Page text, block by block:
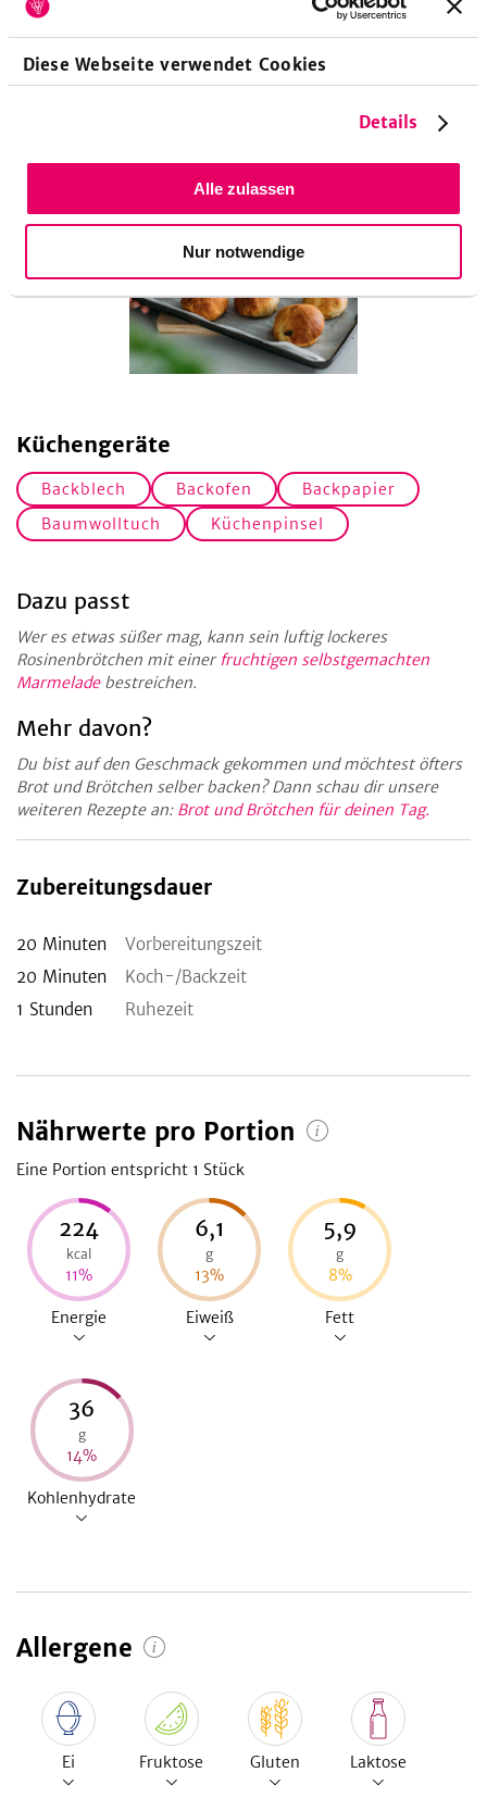
Diese Webseite verwendet Cookies
Details
Alle zulassen
Nur notwendige
Küchengeräte
Backblech Backofen
Backpapier
Baumwolltuch
Küchenpinsel
Dazu passt
Wer es etwas süßer mag, kann sein luftig lockeres
Rosinenbrötchen mit einer fruchtigen selbstgemachten
Marmeladebestreichen.
Mehr davon?
Du bist auf den Geschmack gekommen und möchtest öfters
Brot und Brötchen selber backen? Dann schau dir unsere
weiteren Rezepte an: Brot und Brötchen für deinen Tag.
Zubereitungsdauer
20 Minuten
Vorbereitungszeit
20 Minuten
Koch-/Backzeit
1 Stunden Ruhezeit
Nährwerte pro Portion
Eine Portion entspricht 1 Stück
224
kcal
11%
Energie
6,1
g
13%
Eiweiß
5,9
g
8%
Fett
36
g
14%
Kohlenhydrate
Allergene
Ei Fruktose Gluten Laktose